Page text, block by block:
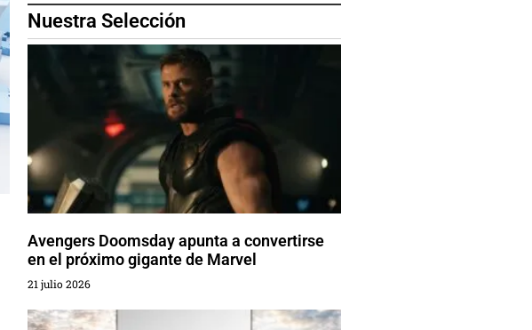
Nuestra Selección
Avengers Doomsday apunta a convertirse
en el próximo gigante de Marvel
21 julio 2026